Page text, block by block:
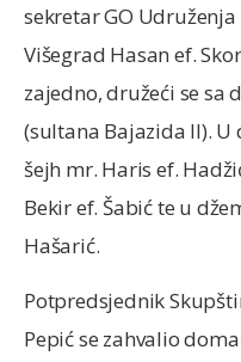
sekretar GO
Višegrad Hasan ef.
zajedno, družeći se sa
(sultana Bajazida II).
šejh mr. Haris ef.
Bekir ef. Šabić te u
Hašarić.
Potpredsjednik
Pepić se zahvalio